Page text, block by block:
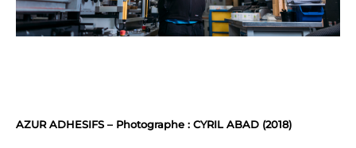
AZUR ADHESIFS – Photographe : CYRIL ABAD (2018)